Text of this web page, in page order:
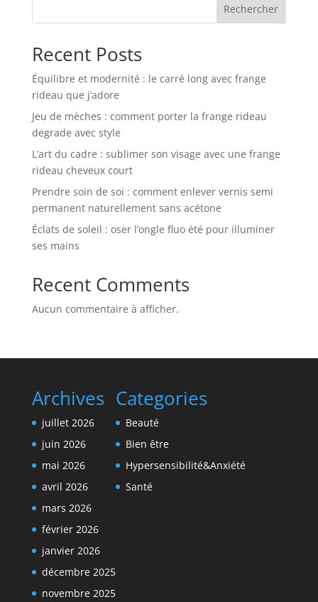
Rechercher
Recent Posts
Équilibre et modernité : le carré long avec frange
rideau que j’adore
Jeu de mèches : comment porter la frange rideau
degrade avec style
L’art du cadre : sublimer son visage avec une frange
rideau cheveux court
Prendre soin de soi : comment enlever vernis semi
permanent naturellement sans acétone
Éclats de soleil : oser l’ongle fluo été pour illuminer
ses mains
Recent Comments
Aucun commentaire à afficher.
Archives
juillet 2026
juin 2026
mai 2026
avril 2026
mars 2026
février 2026
janvier 2026
décembre 2025
novembre 2025
Categories
Beauté
Bien être
Hypersensibilité&Anxiété
Santé